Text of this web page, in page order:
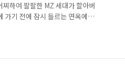
하여 팔팔한 MZ 세대가 할아버
가기 전에 잠시 들르는 연옥에서
수 있는 유일한 시간이에
네요.